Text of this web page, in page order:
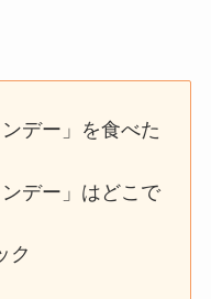
デー」を食べた
デー」はどこで
ク